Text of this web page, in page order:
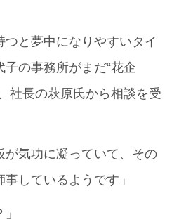
と夢中になりやすいタイ
の事務所がまだ“花企
社長の萩原氏から相談を受
が気功に凝っていて、その
しているようです」